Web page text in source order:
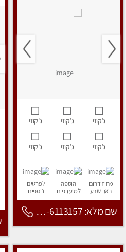
ג’קוזי ג’קוזי ג’קוזי
ג’קוזי ג’קוזי ג’קוזי
מחוז דרום
באר שבע
הוספה
למועדפים
לפרטים
נוספים
שם מלא: 053-6113157